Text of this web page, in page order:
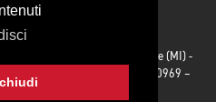
Credits
Morandi, 27/bis 20090 Segrate (MI) -
Milano C.F./P.IVA IT 03492990969 –